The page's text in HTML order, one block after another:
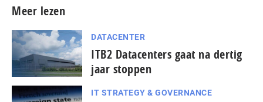
Meer lezen
DATACENTER
ITB2 Datacenters gaat na dertig
jaar stoppen
IT STRATEGY & GOVERNANCE